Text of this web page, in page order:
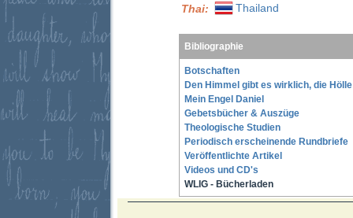
Thai:
Thailand
Bibliographie
Botschaften
Den Himmel gibt es wirklich, die
Mein Engel Daniel
Gebetsbücher & Auszüge
Theologische Studien
Periodisch erscheinende Rundbriefe
Veröffentlichte Artikel
Videos und CD's
WLIG - Bücherladen